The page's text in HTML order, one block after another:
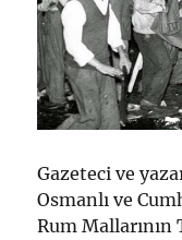
Gazeteci ve
Osmanlı ve
Rum